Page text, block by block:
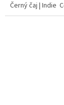
Černý čaj | Indie